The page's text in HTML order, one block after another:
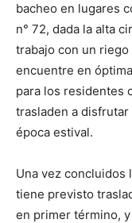
bacheo en lugares
n° 72, dada la alta
trabajo con un riego
encuentre en
para los residentes
trasladen a
época estival.
Una vez concluidos
tiene previsto
en primer término,